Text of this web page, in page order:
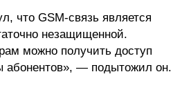
что GSM-связь является
незащищенной.
можно получить доступ
абонентов», — подытожил он.